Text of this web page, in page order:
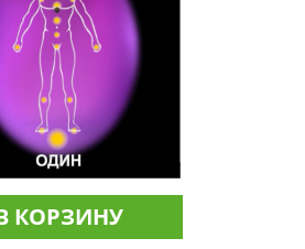
КОРЗИНУ